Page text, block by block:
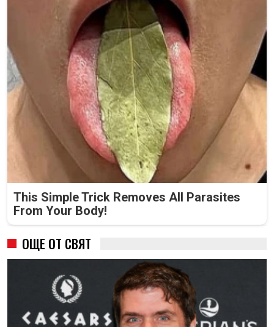
This Simple Trick Removes All Parasites
From Your Body!
ОЩЕ ОТ СВЯТ